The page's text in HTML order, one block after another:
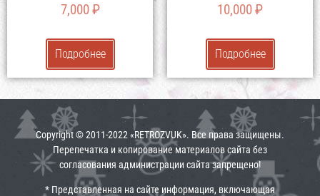
7,000₽
Подробнее
10,000₽
Подробнее
Copyright © 2011-2022 «RETROZVUK». Все права защищены.
Перепечатка и копирование материалов сайта без
согласования администрации сайта запрещено!
* Представленная на сайте информация, включающая